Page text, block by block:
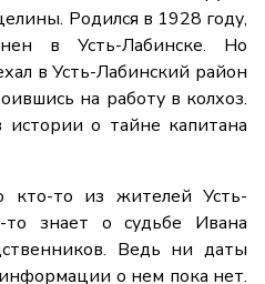
Родился в 1928 году,
в Усть-Лабинске. Но
в Усть-Лабинский район
на работу в колхоз.
о тайне капитана
кто-то из жителей Усть-
то знает о судьбе Ивана
Ведь ни даты
о нем пока нет.